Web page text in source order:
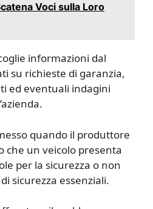
Voci sulla Loro
informazioni dal
su richieste di garanzia,
ed eventuali indagini
quando il produttore
che un veicolo presenta
per la sicurezza o non
sicurezza essenziali.